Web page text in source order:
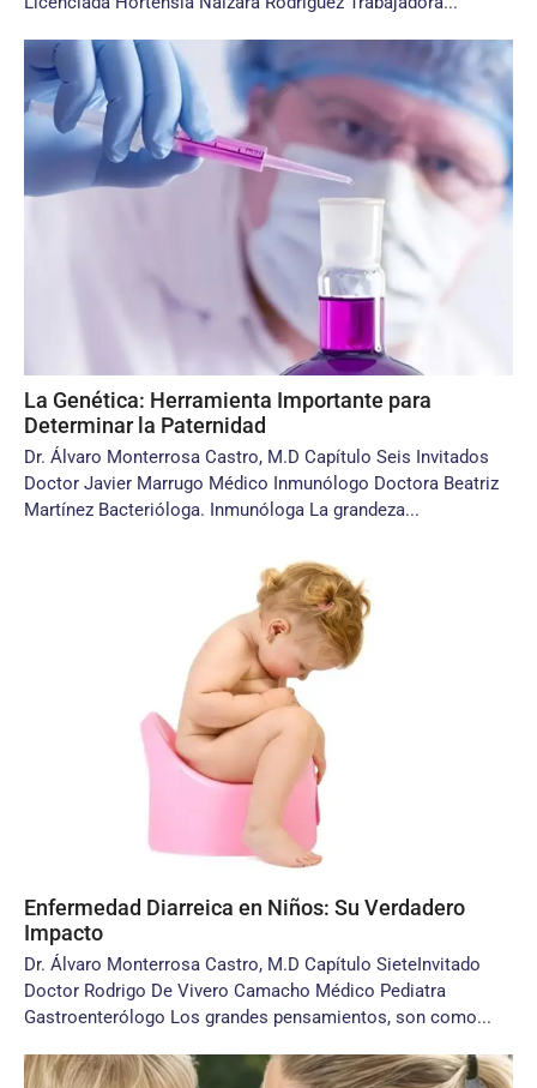
La Genética: Herramienta Importante para
Determinar la Paternidad
Dr. Álvaro Monterrosa Castro, M.D Capítulo Seis Invitados
Doctor Javier Marrugo Médico Inmunólogo Doctora Beatriz
Martínez Bacterióloga. Inmunóloga La grandeza...
Enfermedad Diarreica en Niños: Su Verdadero
Impacto
Dr. Álvaro Monterrosa Castro, M.D Capítulo SieteInvitado
Doctor Rodrigo De Vivero Camacho Médico Pediatra
Gastroenterólogo Los grandes pensamientos, son como...